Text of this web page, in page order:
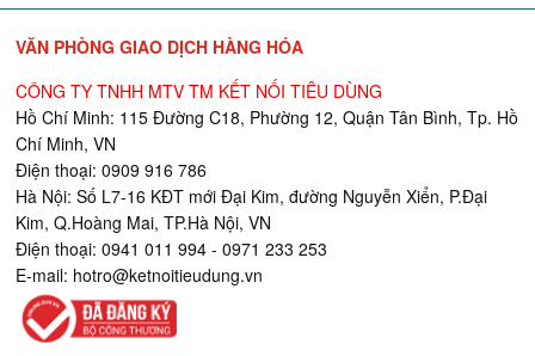
VĂN PHÒNG GIAO DỊCH HÀNG HÓA
CÔNG TY TNHH MTV TM KẾT NỐI TIÊU DÙNG
Hồ Chí Minh: 115 Đường C18, Phường 12, Quận Tân Bình, Tp. Hồ
Chí Minh, VN
Điện thoại: 0909 916 786
Hà Nội: Số L7-16 KĐT mới Đại Kim, đường Nguyễn Xiển, P.Đại
Kim, Q.Hoàng Mai, TP.Hà Nội, VN
Điện thoại: 0941 011 994 - 0971 233 253
E-mail: hotro@ketnoitieudung.vn